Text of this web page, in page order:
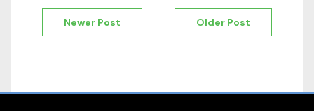
Newer Post Older Post